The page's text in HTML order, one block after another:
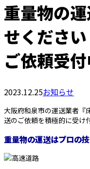
重量物の
せくださ
ご依頼受付
2023.12.25お知らせ
大阪府和泉市の運送業者『
送のご依頼を積極的に受け
重量物の運送はプロの